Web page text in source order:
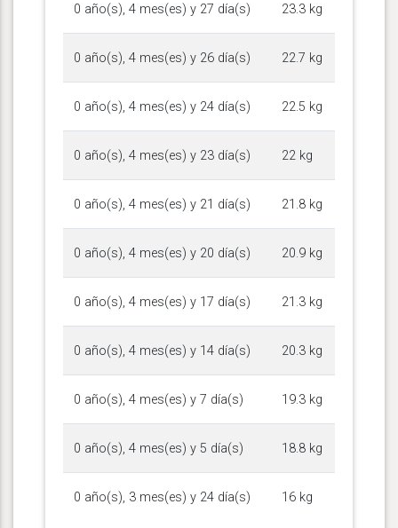
0 año(s), 4 mes(es) y 27 día(s) 23.3 kg
0 año(s), 4 mes(es) y 26 día(s) 22.7 kg
0 año(s), 4 mes(es) y 24 día(s) 22.5 kg
0 año(s), 4 mes(es) y 23 día(s) 22 kg
0 año(s), 4 mes(es) y 21 día(s) 21.8 kg
0 año(s), 4 mes(es) y 20 día(s) 20.9 kg
0 año(s), 4 mes(es) y 17 día(s) 21.3 kg
0 año(s), 4 mes(es) y 14 día(s) 20.3 kg
0 año(s), 4 mes(es) y 7 día(s) 19.3 kg
0 año(s), 4 mes(es) y 5 día(s) 18.8 kg
0 año(s), 3 mes(es) y 24 día(s) 16 kg